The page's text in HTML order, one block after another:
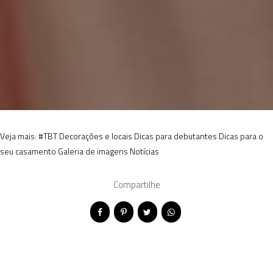
Veja mais:#TBTDecorações e locais Dicas para debutantes Dicas para o
seu casamento Galeria de imagens Notícias
Compartilhe